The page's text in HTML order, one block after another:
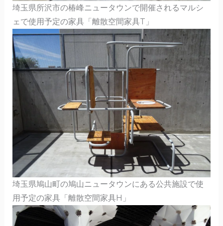
埼玉県所沢市の椿峰ニュータウンで開催されるマルシ
ェで使用予定の家具「離散空間家具T」
埼玉県鳩山町の鳩山ニュータウンにある公共施設で使
用予定の家具「離散空間家具H」